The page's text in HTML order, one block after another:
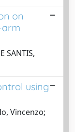
on
SANTIS,
using
Vincenzo;